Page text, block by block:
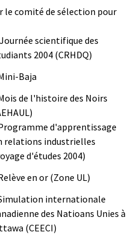
le comité de sélection pour
scientifique des
2004 (CRHDQ)
Baja
de l'histoire des Noirs
d'apprentissage
relations industrielles
d'études 2004)
en or (Zone UL)
internationale
des Natioans Unies à
(CEECI)